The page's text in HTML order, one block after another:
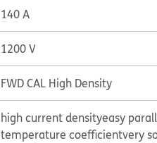
140 A
1200 V
FWD CAL High Density
high current densityeasy
temperature coefficientvery